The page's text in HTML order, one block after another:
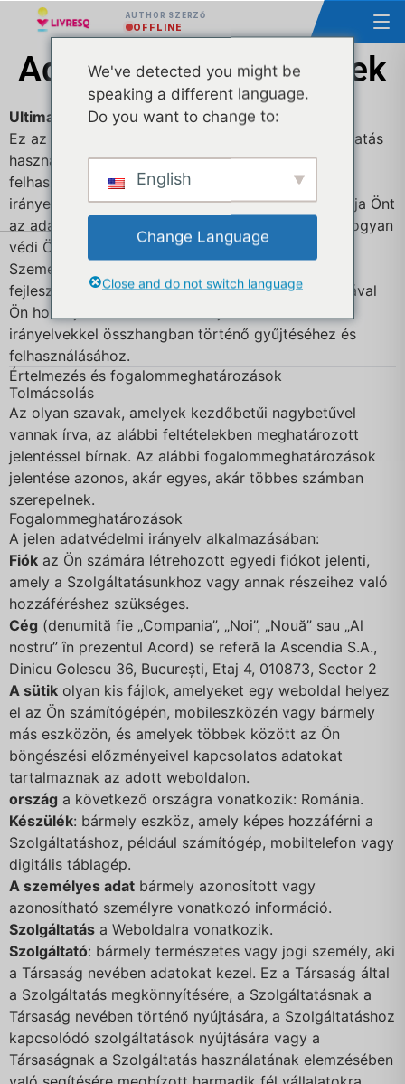
AUTHOR SZERZŐ
OFFLINE
Adatvédelmi irányelvek
Ultima actualizare: 31 martie 2026
Ez az Adatvédelmi szabályzat ismerteti a Szolgáltatás
használata során az Ön adatainak gyűjtésére,
felhasználására és közzétételére vonatkozó
irányelveinket és eljárásainkat, valamint tájékoztatja Önt
az adatvédelmi jogairól és arról, hogy a törvény hogyan
védi Önt.
Személyes adatait a Szolgáltatás nyújtására és
fejlesztésére használjuk. A Szolgáltatás használatával
Ön hozzájárul az adatoknak a jelen Adatvédelmi
irányelvekkel összhangban történő gyűjtéséhez és
felhasználásához.
Értelmezés és fogalommeghatározások
Tolmácsolás
Az olyan szavak, amelyek kezdőbetűi nagybetűvel
vannak írva, az alábbi feltételekben meghatározott
jelentéssel bírnak. Az alábbi fogalommeghatározások
jelentése azonos, akár egyes, akár többes számban
szerepelnek.
Fogalommeghatározások
A jelen adatvédelmi irányelv alkalmazásában:
Fiók az Ön számára létrehozott egyedi fiókot jelenti,
amely a Szolgáltatásunkhoz vagy annak részeihez való
hozzáféréshez szükséges.
Cég (denumită fie „Compania”, „Noi”, „Nouă” sau „Al
nostru” în prezentul Acord) se referă la Ascendia S.A.,
Dinicu Golescu 36, București, Etaj 4, 010873, Sector 2
A sütik olyan kis fájlok, amelyeket egy weboldal helyez
el az Ön számítógépén, mobileszközén vagy bármely
más eszközön, és amelyek többek között az Ön
böngészési előzményeivel kapcsolatos adatokat
tartalmaznak az adott weboldalon.
ország a következő országra vonatkozik: Románia.
Készülék: bármely eszköz, amely képes hozzáférni a
Szolgáltatáshoz, például számítógép, mobiltelefon vagy
digitális táblagép.
A személyes adat bármely azonosított vagy
azonosítható személyre vonatkozó információ.
Szolgáltatás a Weboldalra vonatkozik.
Szolgáltató: bármely természetes vagy jogi személy, aki
a Társaság nevében adatokat kezel. Ez a Társaság által
a Szolgáltatás megkönnyítésére, a Szolgáltatásnak a
Társaság nevében történő nyújtására, a Szolgáltatáshoz
kapcsolódó szolgáltatások nyújtására vagy a
Társaságnak a Szolgáltatás használatának elemzésében
We've detected you might be
speaking a different language.
Do you want to change to:
English
Change Language
Close and do not switch language